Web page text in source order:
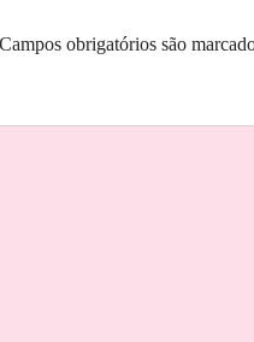
Campos obrigatórios são